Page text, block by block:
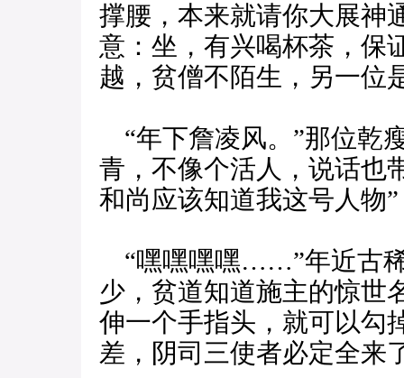
撑腰，本来就请你大展神
意：坐，有兴喝杯茶，保
越，贫僧不陌生，另一
“年下詹凌风。”那位乾
青，不像个活人，说话也
和尚应该知道我这号人物”
“嘿嘿嘿嘿……”年近古
少，贫道知道施主的惊世
伸一个手指头，就可以勾
差，阴司三使者必定全来